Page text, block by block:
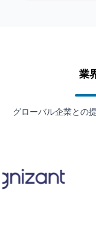
業
グローバル企業との